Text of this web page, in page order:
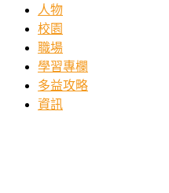
人物
校園
職場
學習專欄
多益攻略
資訊